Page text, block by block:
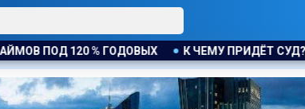
К ЧЕМУ ПРИДЁТ СУД? АСТАНЧАНКА ТРЕБУЕТ